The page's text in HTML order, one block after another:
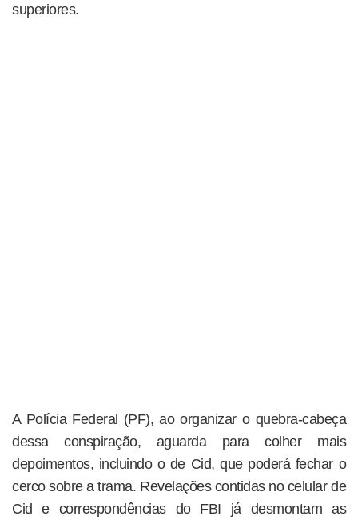
superiores.
A Polícia Federal (PF), ao organizar o quebra-cabeça
dessa conspiração, aguarda para colher mais
depoimentos, incluindo o de Cid, que poderá fechar o
cerco sobre a trama. Revelações contidas no celular de
Cid e correspondências do FBI já desmontam as